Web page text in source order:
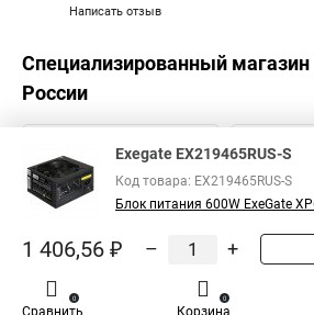
Написать отзыв
Специализированный магазин
России
Exegate EX219465RUS-S
Код товара: EX219465RUS-S
Блок питания 600W ExeGate
1 406,56 ₽ – +
Сравнить
0
Корзина
0